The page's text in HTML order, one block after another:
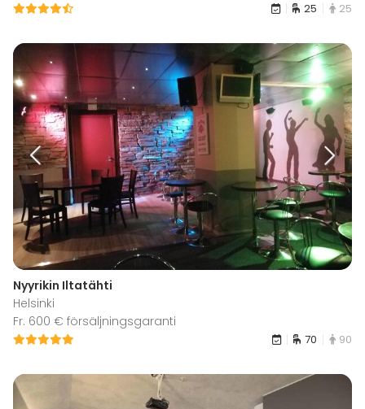
25 25
Nyyrikin Iltatähti
Helsinki
Fr. 600 € försäljningsgaranti
70 90